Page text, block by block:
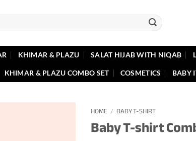
KHIMAR & PLAZU SALAT HIJAB WITH NIQAB
KHIMAR & PLAZU COMBO SET COSMETICS BABY
HOME / BABY T-SHIRT
Baby T-shirt